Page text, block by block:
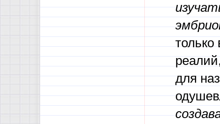
только
для